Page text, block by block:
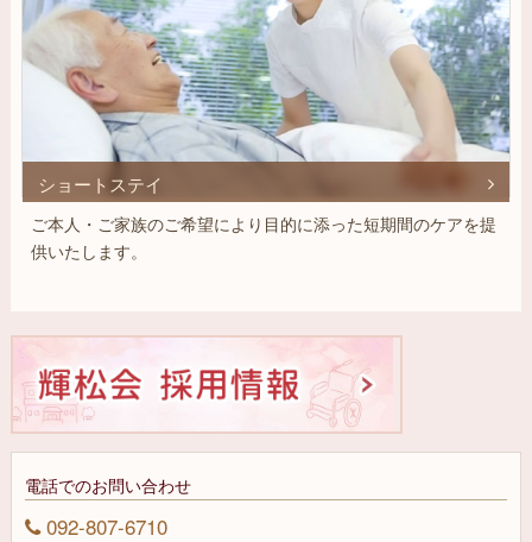
ショートステイ
ご本人・ご家族のご希望により目的に添った短期間のケアを提
供いたします。
電話でのお問い合わせ
092-807-6710